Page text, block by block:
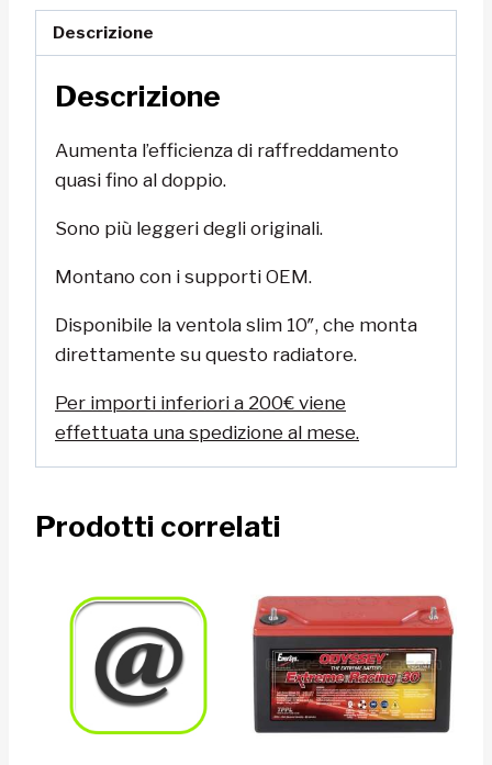
Descrizione
Descrizione
Aumenta l’efficienza di raffreddamento
quasi fino al doppio.
Sono più leggeri degli originali.
Montano con i supporti OEM.
Disponibile la ventola slim 10″, che monta
direttamente su questo radiatore.
Per importi inferiori a 200€ viene
effettuata una spedizione al mese.
Prodotti correlati